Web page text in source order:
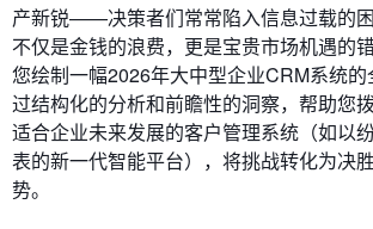
产新锐——决策者们常常陷入信息过载的
不仅是金钱的浪费，更是宝贵市场机遇的
您绘制一幅2026年大中型企业CRM系统
过结构化的分析和前瞻性的洞察，帮助您
适合企业未来发展的客户管理系统（如以
表的新一代智能平台），将挑战转化为决
势。